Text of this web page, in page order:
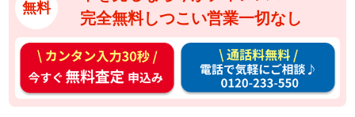
無料
完全無料しつこい営業一切なし
カ
ン
タ
通
料